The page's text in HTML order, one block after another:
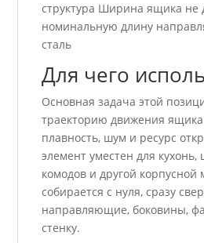
структура Ширина ящика
номинальную длину
сталь
Для чего
Основная задача этой
траекторию движения
плавность, шум и ресурс
элемент уместен для кухонь,
комодов и другой
собирается с нуля, сразу
направляющие, боковины,
стенку.